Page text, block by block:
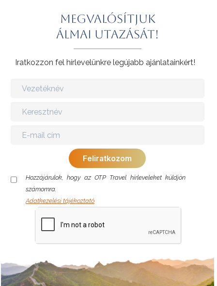
Megvalósítjuk
álmai utazását!
Iratkozzon fel hírlevelünkre legújabb ajánlatainkért!
Hozzájárulok, hogy az OTP Travel hírleveleket küldjön
számomra.
Adatkezelési tájékoztató